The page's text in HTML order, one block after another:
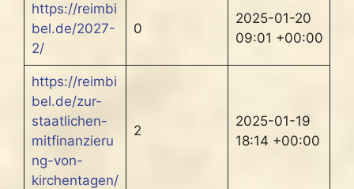
https://reimbi
bel.de/2027-
2/
0
2025-01-20
09:01 +00:00
https://reimbi
bel.de/zur-
staatlichen-
mitfinanzieru
ng-von-
kirchentagen/
2
2025-01-19
18:14 +00:00